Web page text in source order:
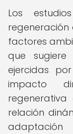
Los
factores
que sugiere
ejercidas
impacto
regenerativa
relación